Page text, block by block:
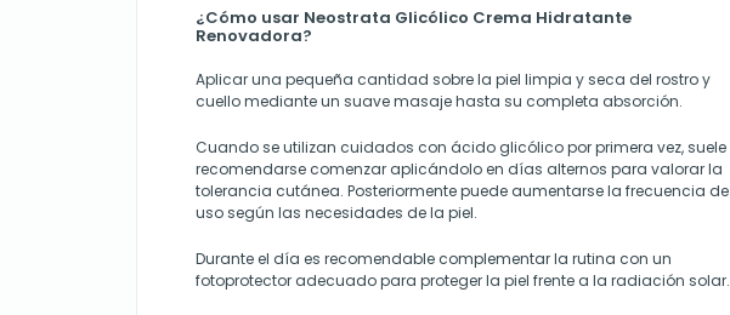
¿Cómo usar Neostrata Glicólico Crema Hidratante
Renovadora?
Aplicar una pequeña cantidad sobre la piel limpia y seca del rostro y
cuello mediante un suave masaje hasta su completa absorción.
Cuando se utilizan cuidados con ácido glicólico por primera vez, suele
recomendarse comenzar aplicándolo en días alternos para valorar la
tolerancia cutánea. Posteriormente puede aumentarse la frecuencia de
uso según las necesidades de la piel.
Durante el día es recomendable complementar la rutina con un
fotoprotector adecuado para proteger la piel frente a la radiación solar.